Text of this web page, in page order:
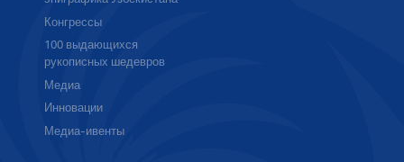
Конгрессы
100 выдающихся
рукописных шедевров
Медиа
Инновации
Медиа-ивенты